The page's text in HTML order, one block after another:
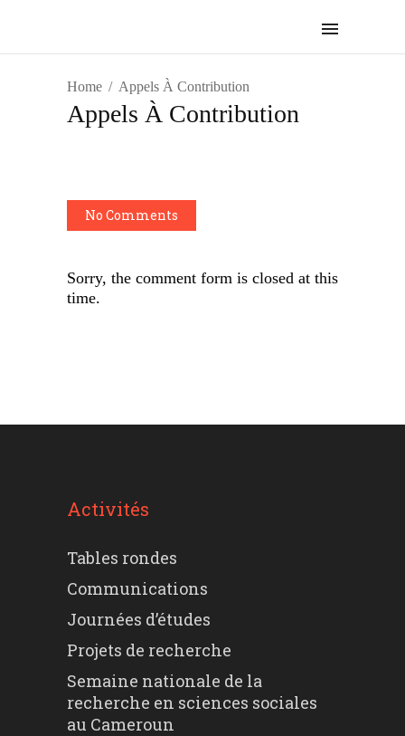
Home Appels À Contribution
Appels À Contribution
No Comments
Sorry, the comment form is closed at this
time.
Activités
Tables rondes
Communications
Journées d’études
Projets de recherche
Semaine nationale de la
recherche en sciences sociales
au Cameroun